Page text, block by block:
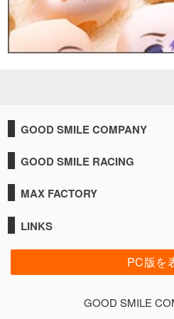
GOOD SMILE COMPANY
GOOD SMILE RACING
MAX FACTORY
LINKS
PC版を
GOOD SMILE